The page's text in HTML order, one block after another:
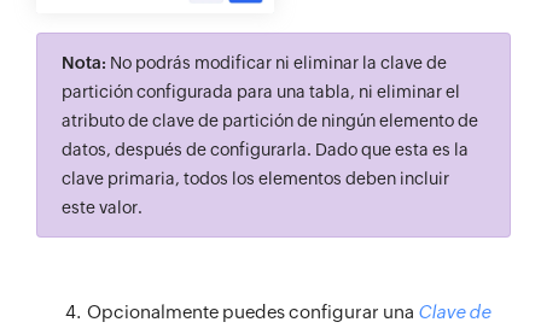
Nota: No podrás modificar ni eliminar la clave de
partición configurada para una tabla, ni eliminar el
atributo de clave de partición de ningún elemento de
datos, después de configurarla. Dado que esta es la
clave primaria, todos los elementos deben incluir
este valor.
Opcionalmente puedes configurar una Clave de